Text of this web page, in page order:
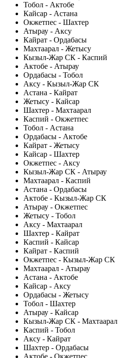
Тобол - Актобе
Кайсар - Астана
Окжетпес - Шахтер
Атырау - Аксу
Кайрат - Ордабасы
Махтаарал - Жетысу
Кызыл-Жар СК - Каспий
Актобе - Атырау
Ордабасы - Тобол
Аксу - Кызыл-Жар СК
Астана - Кайрат
Жетысу - Кайсар
Шахтер - Махтаарал
Каспий - Окжетпес
Тобол - Астана
Ордабасы - Актобе
Кайрат - Жетысу
Кайсар - Шахтер
Окжетпес - Аксу
Кызыл-Жар СК - Атырау
Махтаарал - Каспий
Астана - Ордабасы
Актобе - Кызыл-Жар СК
Атырау - Окжетпес
Жетысу - Тобол
Аксу - Махтаарал
Шахтер - Кайрат
Каспий - Кайсар
Кайрат - Каспий
Окжетпес - Кызыл-Жар СК
Махтаарал - Атырау
Астана - Актобе
Кайсар - Аксу
Ордабасы - Жетысу
Тобол - Шахтер
Атырау - Кайсар
Кызыл-Жар СК - Махтаарал
Каспий - Тобол
Аксу - Кайрат
Шахтер - Ордабасы